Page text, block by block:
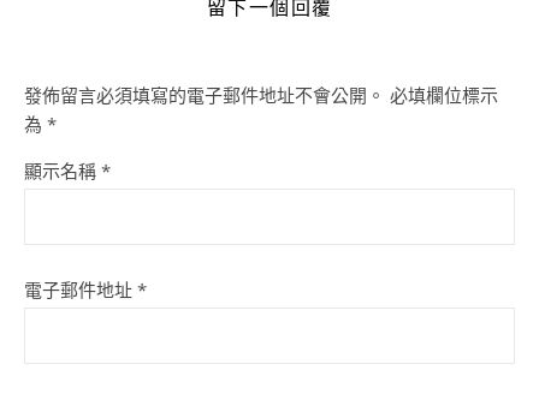
留下一個回覆
發佈留言必須填寫的電子郵件地址不會公開。 必填欄位標示
為 *
顯示名稱 *
電子郵件地址 *